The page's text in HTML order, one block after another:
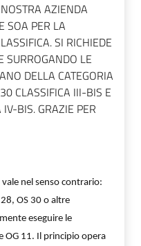
AZIENDA
SOA PER LA
SI RICHIEDE
SURROGANDO LE
DELLA CATEGORIA
CLASSIFICA III-BIS E
BIS. GRAZIE PER
nel senso contrario:
OS 30 o altre
eseguire le
OG 11. Il principio opera